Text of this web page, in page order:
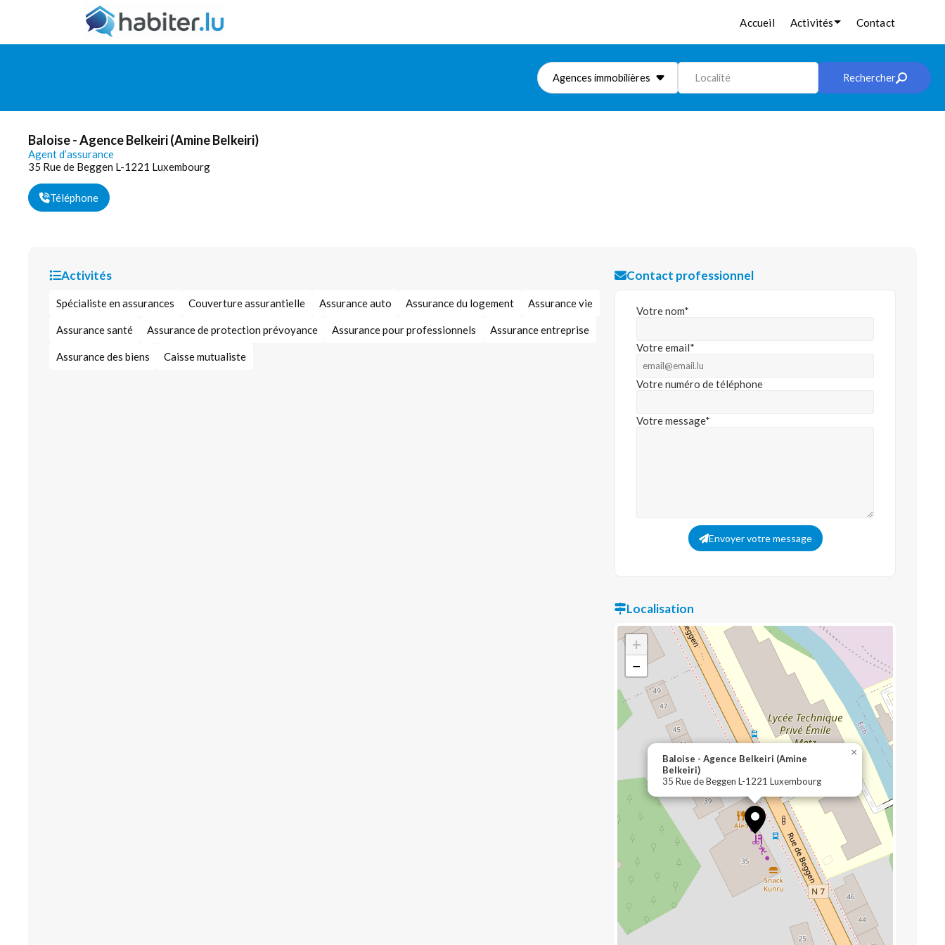
Accueil Activités Contact
Agences immobilières Localité Rechercher
Baloise - Agence Belkeiri (Amine Belkeiri)
Agent d’assurance
35 Rue de Beggen L-1221 Luxembourg
Téléphone
Activités
Spécialiste en assurances Couverture assurantielle Assurance auto Assurance du logement Assurance vie
Assurance santé Assurance de protection prévoyance Assurance pour professionnels Assurance entreprise
Assurance des biens Caisse mutualiste
Contact professionnel
Votre nom*
Votre email*
Votre numéro de téléphone
Votre message*
Envoyer votre message
Localisation
Baloise - Agence Belkeiri (Amine
Belkeiri)
35 Rue de Beggen L-1221 Luxembourg
×
+
−